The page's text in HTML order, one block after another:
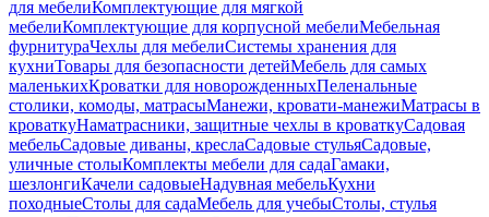
для мебелиКомплектующие для мягкой
мебелиКомплектующие для корпусной мебелиМебельная
фурнитураЧехлы для мебелиСистемы хранения для
кухниТовары для безопасности детейМебель для самых
маленькихКроватки для новорожденныхПеленальные
столики, комоды, матрасыМанежи, кровати-манежиМатрасы в
кроваткуНаматрасники, защитные чехлы в кроваткуСадовая
мебельСадовые диваны, креслаСадовые стульяСадовые,
уличные столыКомплекты мебели для садаГамаки,
шезлонгиКачели садовыеНадувная мебельКухни
походныеСтолы для садаМебель для учебыСтолы, стулья